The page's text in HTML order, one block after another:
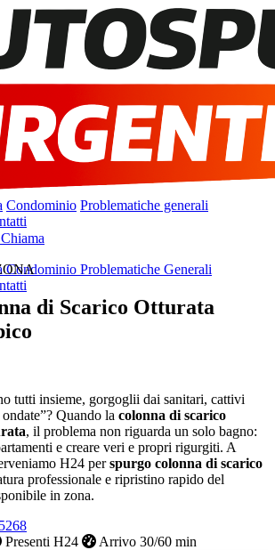
Condominio Problematiche generali
Chiama
Condominio Problematiche Generali
di Scarico Otturata
tutti insieme, gorgoglii dai sanitari, cattivi
Quando la colonna di scarico
, il problema non riguarda un solo bagno:
e creare veri e propri rigurgiti. A
H24 perspurgo colonna di scarico
professionale e ripristino rapido del
in zona.
Presenti H24 Arrivo 30/60 min